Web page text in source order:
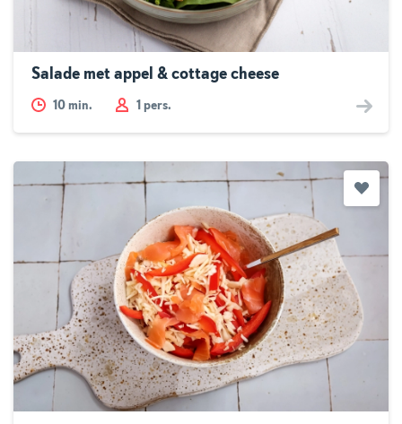
Salade met appel & cottage cheese
10 min. 1 pers.